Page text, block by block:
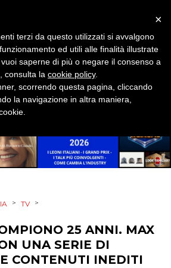
> TV >
25 ANNI. MAX
UNA SERIE DI
CONTENUTI INEDITI
×
terzi da questo utilizzati si avvalgono
ed utili alle finalità illustrate
saperne di più o negare il consenso a
consulta la cookie policy.
scorrendo questa pagina, cliccando
la navigazione in altra maniera,